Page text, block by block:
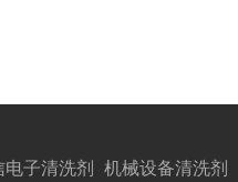
电子清洗剂 机械设备清洗剂